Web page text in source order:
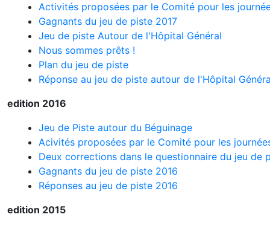
Activités proposées par le Comité pour les
Gagnants du jeu de piste 2017
Jeu de piste Autour de l'Hôpital Général
Nous sommes prêts !
Plan du jeu de piste
Réponse au jeu de piste autour de l'Hôpital
edition 2016
Jeu de Piste autour du Béguinage
Acivités proposées par le Comité pour les
Deux corrections dans le questionnaire du jeu de
Gagnants du jeu de piste 2016
Réponses au jeu de piste 2016
edition 2015